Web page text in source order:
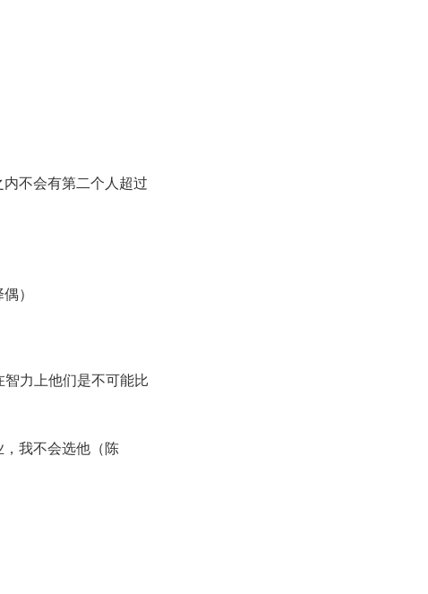
不会有第二个人超过
）
力上他们是不可能比
我不会选他（陈